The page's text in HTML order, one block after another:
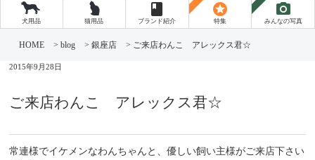
犬用品 猫用品
book
ブランド紹介
stars
特集
photo_camera
みんなの写真
ン
HOME > blog > 銀座店 > ご来店わんこ アレックス君☆
2015年9月28日
ご来店わんこ アレックス君☆
常連様でイケメンなわんちゃんと、優しい飼い主様がご来店下さい